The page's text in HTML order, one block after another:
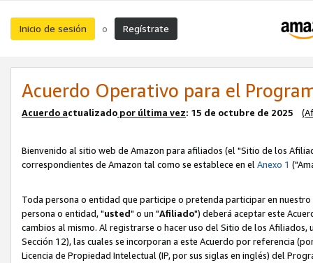
Inicio de sesión o Regístrate
Acuerdo Operativo para el
Acuerdo actualizado por última vez: 15 de octubre de 2025
Bienvenido al sitio web de Amazon para afiliados (el "Sitio de los
correspondientes de Amazon tal como se establece en elAnexo 1
Toda persona o entidad que participe o pretenda participar en
persona o entidad, "usted" o un "Afiliado") deberá aceptar este
cambios al mismo. Al registrarse o hacer uso del Sitio de los
Sección 12), las cuales se incorporan a este Acuerdo por referencia
Licencia de Propiedad Intelectual (IP, por sus siglas en inglés) del